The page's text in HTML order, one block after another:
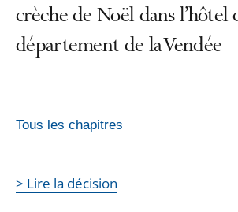
crèche de Noël dans l’hôtel
département de la Vendée
Tous les chapitres
> Lire la décision